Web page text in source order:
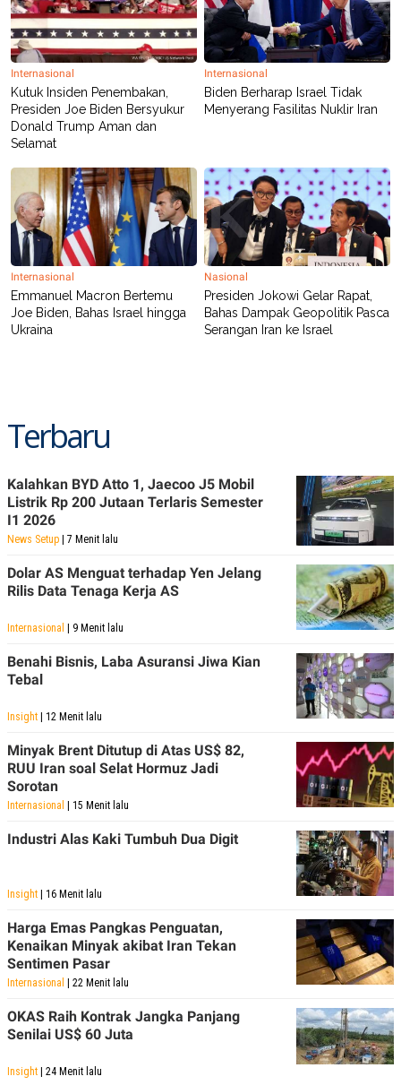
Internasional
Kutuk Insiden Penembakan,
Presiden Joe Biden Bersyukur
Donald Trump Aman dan
Selamat
Internasional
Biden Berharap Israel Tidak
Menyerang Fasilitas Nuklir Iran
Internasional
Emmanuel Macron Bertemu
Joe Biden, Bahas Israel hingga
Ukraina
Nasional
Presiden Jokowi Gelar Rapat,
Bahas Dampak Geopolitik Pasca
Serangan Iran ke Israel
Terbaru
Kalahkan BYD Atto 1, Jaecoo J5 Mobil
Listrik Rp 200 Jutaan Terlaris Semester
I1 2026
News Setup | 7 Menit lalu
Dolar AS Menguat terhadap Yen Jelang
Rilis Data Tenaga Kerja AS
Internasional | 9 Menit lalu
Benahi Bisnis, Laba Asuransi Jiwa Kian
Tebal
Insight | 12 Menit lalu
Minyak Brent Ditutup di Atas US$ 82,
RUU Iran soal Selat Hormuz Jadi
Sorotan
Internasional | 15 Menit lalu
Industri Alas Kaki Tumbuh Dua Digit
Insight | 16 Menit lalu
Harga Emas Pangkas Penguatan,
Kenaikan Minyak akibat Iran Tekan
Sentimen Pasar
Internasional | 22 Menit lalu
OKAS Raih Kontrak Jangka Panjang
Senilai US$ 60 Juta
Insight | 24 Menit lalu